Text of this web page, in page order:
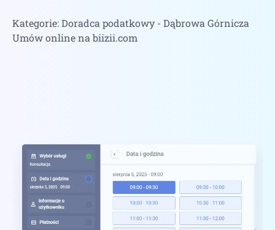
Kategorie:Doradca podatkowy - Dąbrowa Górnicza
Umów online na biizii.com